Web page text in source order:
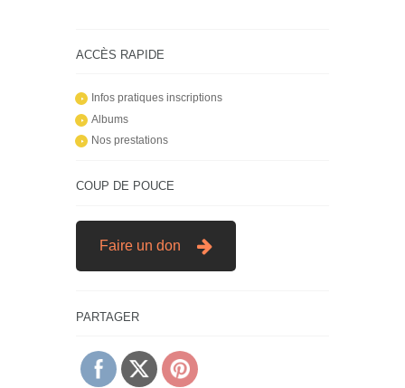
ACCÈS RAPIDE
Infos pratiques inscriptions
Albums
Nos prestations
COUP DE POUCE
Faire un don
PARTAGER